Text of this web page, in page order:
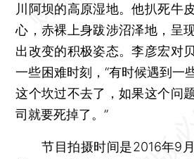
川阿坝的高原湿地。他扒死牛
心，赤裸上身跋涉沼泽地，呈
出改变的积极姿态。李彦宏对
一些困难时刻，“有时候遇到一
这个坎过不去了，如果这个问
司就要死掉了。”
节目拍摄时间是2016年9月